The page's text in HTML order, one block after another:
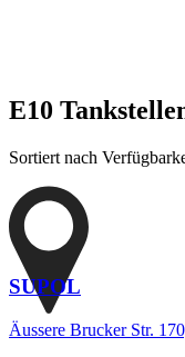
E10
Sortiert nach
SUPOL
Äussere Brucker Str.